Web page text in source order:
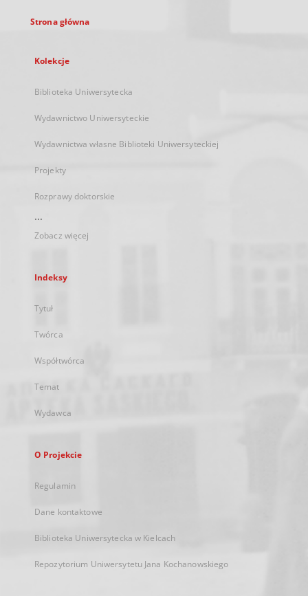
Strona główna
Kolekcje
Biblioteka Uniwersytecka
Wydawnictwo Uniwersyteckie
Wydawnictwa własne Biblioteki Uniwersyteckiej
Projekty
Rozprawy doktorskie
...
Zobacz więcej
Indeksy
Tytuł
Twórca
Współtwórca
Temat
Wydawca
O Projekcie
Regulamin
Dane kontaktowe
Biblioteka Uniwersytecka w Kielcach
Repozytorium Uniwersytetu Jana Kochanowskiego